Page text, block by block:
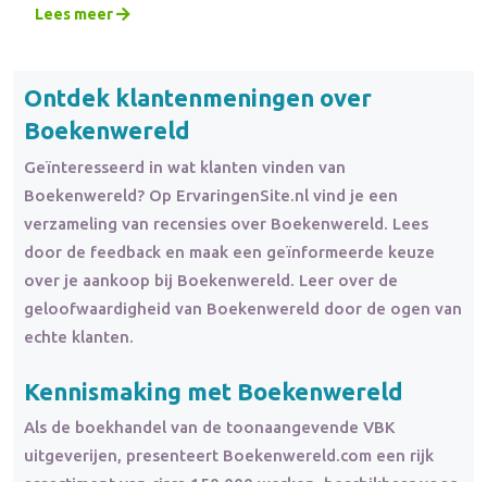
Lees meer
Ontdek klantenmeningen over
Boekenwereld
Geïnteresseerd in wat klanten vinden van
Boekenwereld? Op ErvaringenSite.nl vind je een
verzameling van recensies over Boekenwereld. Lees
door de feedback en maak een geïnformeerde keuze
over je aankoop bij Boekenwereld. Leer over de
geloofwaardigheid van Boekenwereld door de ogen van
echte klanten.
Kennismaking met Boekenwereld
Als de boekhandel van de toonaangevende VBK
uitgeverijen, presenteert Boekenwereld.com een rijk